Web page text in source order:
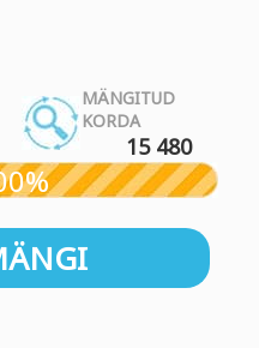
MÄNGITUD
KORDA
15 480